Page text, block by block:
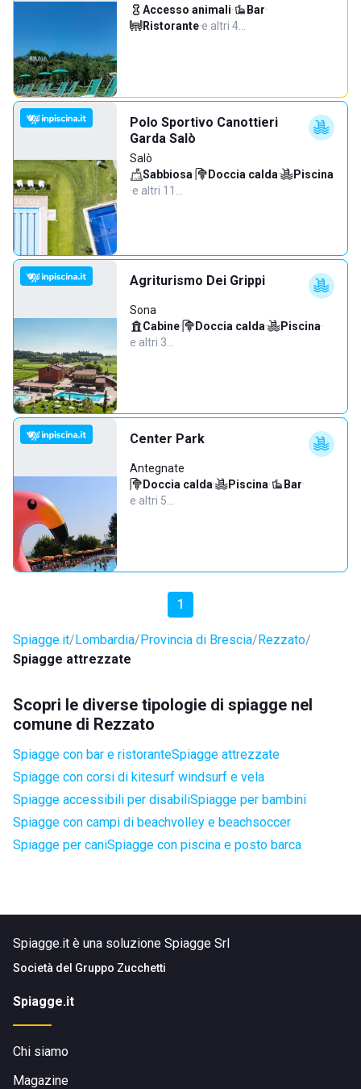
Accesso animali· Bar·
Ristorante·e altri 4…
Polo Sportivo Canottieri
Garda Salò
Salò
Sabbiosa· Doccia calda·
Piscina
·e altri 11…
Agriturismo Dei Grippi
Sona
Cabine· Doccia calda· Piscina·
e altri 3…
Center Park
Antegnate
Doccia calda· Piscina· Bar·
e altri 5…
1
Spiagge.it Lombardia Provincia di Brescia Rezzato
Spiagge attrezzate
Scopri le diverse tipologie di spiagge nel
comune di Rezzato
Spiagge con bar e ristoranteSpiagge attrezzate
Spiagge con corsi di kitesurf windsurf e vela
Spiagge accessibili per disabiliSpiagge per bambini
Spiagge con campi di beachvolley e beachsoccer
Spiagge per caniSpiagge con piscina e posto barca
Spiagge.it è una soluzione Spiagge Srl
Società del Gruppo Zucchetti
Spiagge.it
Chi siamo
Magazine